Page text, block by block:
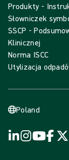
Produkty -
Słowniczek
SSCP -
Klinicznej
Norma ISCC
Utylizacja
Poland